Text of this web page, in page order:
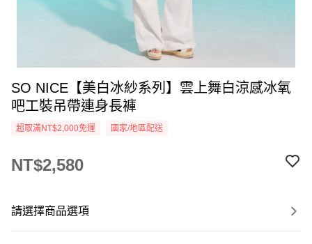
SO NICE【美白冰紗系列】雲上舞白涼感冰氧
吧工裝吊帶連身長褲
超取滿NT$2,000免運 國家/地區配送
NT$2,580
請選擇商品選項